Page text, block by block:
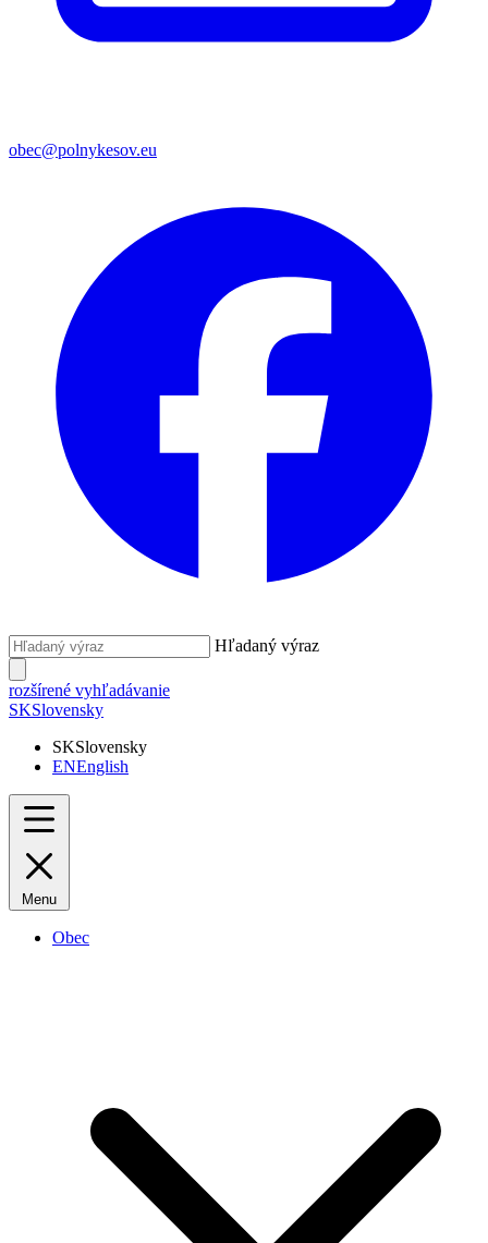
obec@polnykesov.eu
Hľadaný výraz
rozšírené vyhľadávanie
SKSlovensky
SKSlovensky
ENEnglish
Menu
Obec